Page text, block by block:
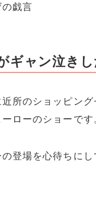
戯言
ギャン泣き
所のショッピング
ローのショーです
登場を心待ちに